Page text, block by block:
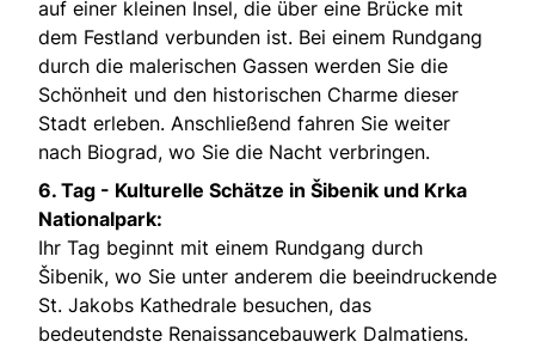
auf einer kleinen Insel, die über eine Brücke mit
dem Festland verbunden ist. Bei einem Rundgang
durch die malerischen Gassen werden Sie die
Schönheit und den historischen Charme dieser
Stadt erleben. Anschließend fahren Sie weiter
nach Biograd, wo Sie die Nacht verbringen.
6. Tag - Kulturelle Schätze in Šibenik und Krka
Nationalpark:
Ihr Tag beginnt mit einem Rundgang durch
Šibenik, wo Sie unter anderem die beeindruckende
St. Jakobs Kathedrale besuchen, das
bedeutendste Renaissancebauwerk Dalmatiens.